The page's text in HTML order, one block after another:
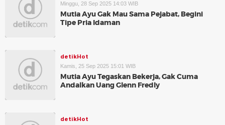
Minggu, 28 Sep 2025 14:03 WIB
Mutia Ayu Gak Mau Sama Pejabat, Begini
Tipe Pria Idaman
detikHot
Kamis, 25 Sep 2025 15:01 WIB
Mutia Ayu Tegaskan Bekerja, Gak Cuma
Andalkan Uang Glenn Fredly
detikHot